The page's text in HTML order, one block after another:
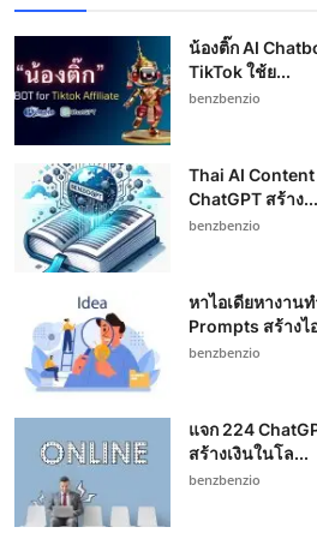
น้องติ๊ก AI
TikTok ใช้ย...
benzbenzio
Thai AI
ChatGPT สร้าง...
benzbenzio
หาไอเดียหางาน
Prompts สร้างไ
benzbenzio
แจก 224
สร้างเงินในโล...
benzbenzio